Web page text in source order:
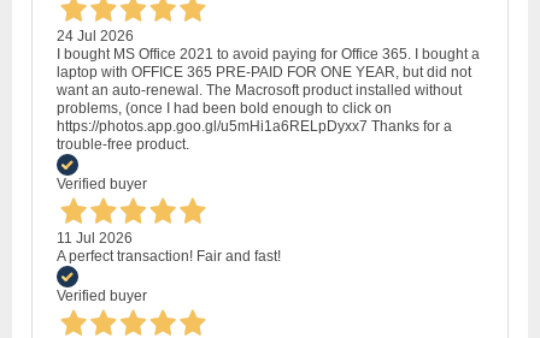
24 Jul 2026
I bought MS Office 2021 to avoid paying for Office 365. I bought a
laptop with OFFICE 365 PRE-PAID FOR ONE YEAR, but did not
want an auto-renewal. The Macrosoft product installed without
problems, (once I had been bold enough to click on
https://photos.app.goo.gl/u5mHi1a6RELpDyxx7 Thanks for a
trouble-free product.
Verified buyer
11 Jul 2026
A perfect transaction! Fair and fast!
Verified buyer